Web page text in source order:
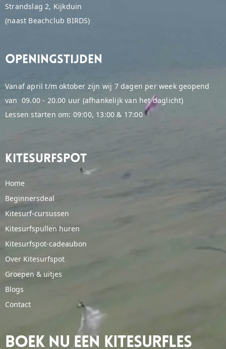
Strandslag 2, Kijkduin
(naast Beachclub BIRDS)
Openingstijden
Vanaf april t/m oktober zijn wij 7 dagen per week geopend
van 09.00 - 20.00 uur (afhankelijk van het daglicht)
Lessen starten om: 09:00, 13:00 & 17:00
Kitesurfspot
Home
Beginnersdeal
Kitesurf-cursussen
Kitesurfspullen huren
Kitesurfspot-cadeaubon
Over Kitesurfspot
Groepen & uitjes
Blogs
Contact
Boek Nu Een Kitesurfles